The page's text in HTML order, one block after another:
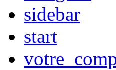
sidebar
start